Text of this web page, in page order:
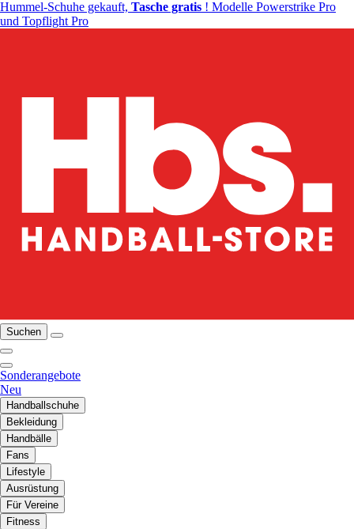
Hummel-Schuhe gekauft, Tasche gratis ! Modelle Powerstrike Pro
und Topflight Pro
Suchen
Sonderangebote
Neu
Handballschuhe
Bekleidung
Handbälle
Fans
Lifestyle
Ausrüstung
Für Vereine
Fitness